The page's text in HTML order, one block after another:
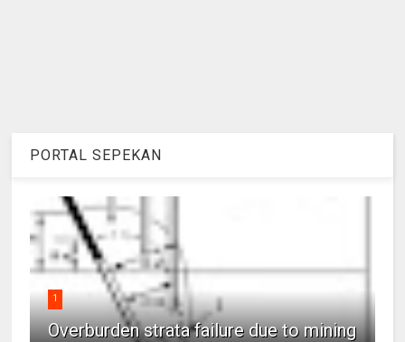
PORTAL SEPEKAN
1
Overburden strata failure due to mining